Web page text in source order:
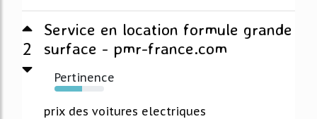
2
Service en location formule grande
surface - pmr-france.com
Pertinence
56%
prix des voitures electriques